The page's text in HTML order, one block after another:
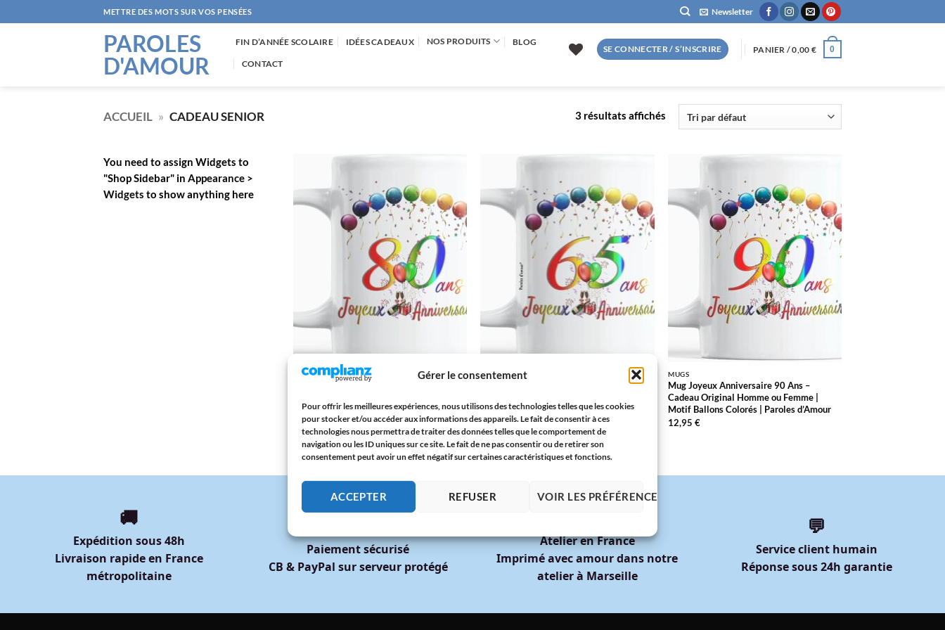
Gérer le consentement
Pour offrir les meilleures expériences, nous utilisons des technologies telles que les cookies
pour stocker et/ou accéder aux informations des appareils. Le fait de consentir à ces
technologies nous permettra de traiter des données telles que le comportement de
navigation ou les ID uniques sur ce site. Le fait de ne pas consentir ou de retirer son
consentement peut avoir un effet négatif sur certaines caractéristiques et fonctions.
ACCEPTER REFUSER VOIR LES PRÉFÉRENCES
au
METTRE DES MOTS SUR VOS PENSÉES Newsletter
PAROLES
D'AMOUR
FIN D’ANNÉE SCOLAIRE IDÉES CADEAUX NOS PRODUITS BLOG
CONTACT
SE CONNECTER / S’INSCRIRE PANIER /0,00 € 0
ACCUEIL » CADEAU SENIOR 3 résultats affichés
You need to assign Widgets to
"Shop Sidebar" in Appearance >
Widgets to show anything here
AJOUTER
À LA
LISTE
D’ENVIES
ANNIVERSAIRE
Joyeux Anniversaire 80 ans Idée Cadeau
original avec des ballons en couleur
12,95€
AJOUTER
À LA
LISTE
D’ENVIES
ANNIVERSAIRE
Ballons Colorés | Paroles d’Amour
12,95€
AJOUTER
À LA
LISTE
D’ENVIES
MUGS
Mug Joyeux Anniversaire 90 Ans –
Cadeau Original Homme ou Femme |
Motif Ballons Colorés | Paroles d’Amour
12,95€
🚚
Expédition sous 48h
Livraison rapide en France
métropolitaine
Paiement sécurisé
CB & PayPal sur serveur protégé
Atelier en France
Imprimé avec amour dans notre
atelier à Marseille
💬
Service client humain
Réponse sous 24h garantie